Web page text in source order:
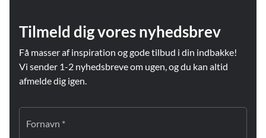
Tilmeld dig vores nyhedsbrev
Få masser af inspiration og gode tilbud i din indbakke!
Vi sender 1-2 nyhedsbreve om ugen, og du kan altid
afmelde dig igen.
Fornavn *